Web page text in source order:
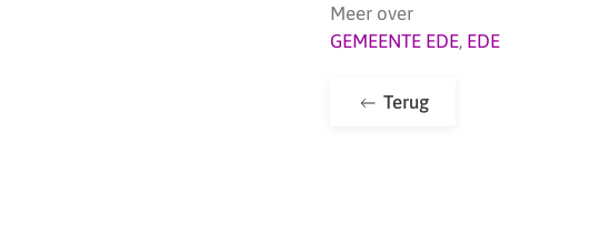
Meer over
GEMEENTE EDE, EDE
Terug